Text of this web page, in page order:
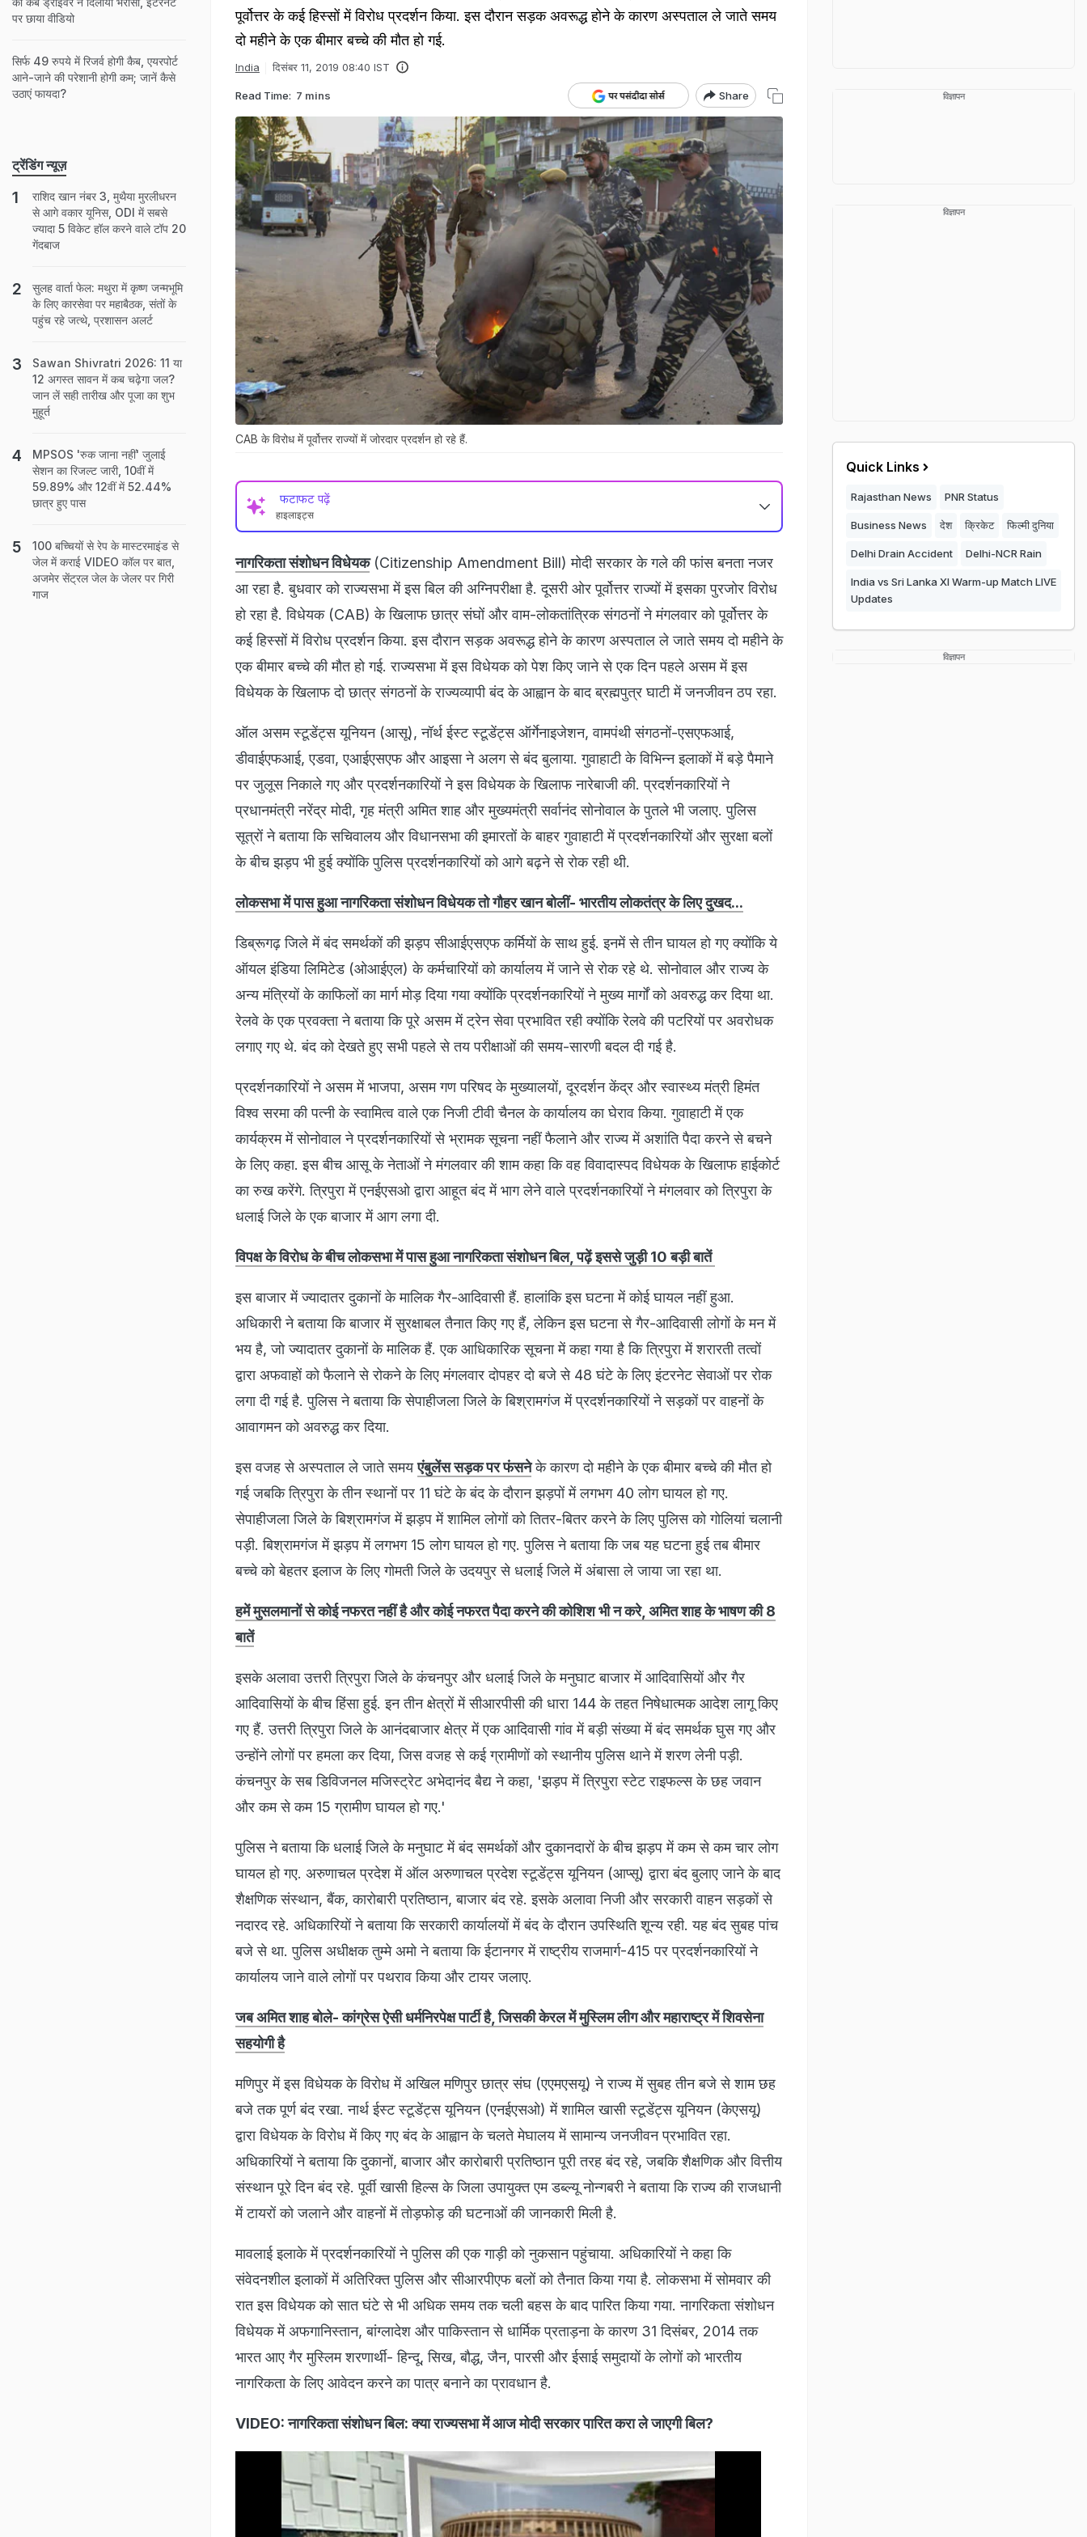
पूर्वोत्तर के कई हिस्सों में विरोध प्रदर्शन किया. इस दौरान सड़क अवरूद्ध होने के कारण अस्पताल ले जाते समय
दो महीने के एक बीमार बच्चे की मौत हो गई.
India दिसंबर 11, 2019 08:40 IST
Read Time: 7 mins Share
CAB के विरोध में पूर्वोत्तर राज्यों में जोरदार प्रदर्शन हो रहे हैं.
फटाफट पढ़ें
हाइलाइट्स
नागरिकता संशोधन विधेयक(Citizenship Amendment Bill) मोदी सरकार के गले की फांस बनता नजर
आ रहा है. बुधवार को राज्यसभा में इस बिल की अग्निपरीक्षा है. दूसरी ओर पूर्वोत्तर राज्यों में इसका पुरजोर विरोध
हो रहा है. विधेयक (CAB) के खिलाफ छात्र संघों और वाम-लोकतांत्रिक संगठनों ने मंगलवार को पूर्वोत्तर के
कई हिस्सों में विरोध प्रदर्शन किया. इस दौरान सड़क अवरूद्ध होने के कारण अस्पताल ले जाते समय दो महीने के
एक बीमार बच्चे की मौत हो गई. राज्यसभा में इस विधेयक को पेश किए जाने से एक दिन पहले असम में इस
विधेयक के खिलाफ दो छात्र संगठनों के राज्यव्यापी बंद के आह्वान के बाद ब्रह्मपुत्र घाटी में जनजीवन ठप रहा.
ऑल असम स्टूडेंट्स यूनियन (आसू), नॉर्थ ईस्ट स्टूडेंट्स ऑर्गेनाइजेशन, वामपंथी संगठनों-एसएफआई,
डीवाईएफआई, एडवा, एआईएसएफ और आइसा ने अलग से बंद बुलाया. गुवाहाटी के विभिन्न इलाकों में बड़े पैमाने
पर जुलूस निकाले गए और प्रदर्शनकारियों ने इस विधेयक के खिलाफ नारेबाजी की. प्रदर्शनकारियों ने
प्रधानमंत्री नरेंद्र मोदी, गृह मंत्री अमित शाह और मुख्यमंत्री सर्वानंद सोनोवाल के पुतले भी जलाए. पुलिस
सूत्रों ने बताया कि सचिवालय और विधानसभा की इमारतों के बाहर गुवाहाटी में प्रदर्शनकारियों और सुरक्षा बलों
के बीच झड़प भी हुई क्योंकि पुलिस प्रदर्शनकारियों को आगे बढ़ने से रोक रही थी.
लोकसभा में पास हुआ नागरिकता संशोधन विधेयक तो गौहर खान बोलीं- भारतीय लोकतंत्र के लिए दुखद...
डिब्रूगढ़ जिले में बंद समर्थकों की झड़प सीआईएसएफ कर्मियों के साथ हुई. इनमें से तीन घायल हो गए क्योंकि ये
ऑयल इंडिया लिमिटेड (ओआईएल) के कर्मचारियों को कार्यालय में जाने से रोक रहे थे. सोनोवाल और राज्य के
अन्य मंत्रियों के काफिलों का मार्ग मोड़ दिया गया क्योंकि प्रदर्शनकारियों ने मुख्य मार्गों को अवरुद्ध कर दिया था.
रेलवे के एक प्रवक्ता ने बताया कि पूरे असम में ट्रेन सेवा प्रभावित रही क्योंकि रेलवे की पटरियों पर अवरोधक
लगाए गए थे. बंद को देखते हुए सभी पहले से तय परीक्षाओं की समय-सारणी बदल दी गई है.
प्रदर्शनकारियों ने असम में भाजपा, असम गण परिषद के मुख्यालयों, दूरदर्शन केंद्र और स्वास्थ्य मंत्री हिमंत
विश्व सरमा की पत्नी के स्वामित्व वाले एक निजी टीवी चैनल के कार्यालय का घेराव किया. गुवाहाटी में एक
कार्यक्रम में सोनोवाल ने प्रदर्शनकारियों से भ्रामक सूचना नहीं फैलाने और राज्य में अशांति पैदा करने से बचने
के लिए कहा. इस बीच आसू के नेताओं ने मंगलवार की शाम कहा कि वह विवादास्पद विधेयक के खिलाफ हाईकोर्ट
का रुख करेंगे. त्रिपुरा में एनईएसओ द्वारा आहूत बंद में भाग लेने वाले प्रदर्शनकारियों ने मंगलवार को त्रिपुरा के
धलाई जिले के एक बाजार में आग लगा दी.
विपक्ष के विरोध के बीच लोकसभा में पास हुआ नागरिकता संशोधन बिल, पढ़ें इससे जुड़ी 10 बड़ी बातें
इस बाजार में ज्यादातर दुकानों के मालिक गैर-आदिवासी हैं. हालांकि इस घटना में कोई घायल नहीं हुआ.
अधिकारी ने बताया कि बाजार में सुरक्षाबल तैनात किए गए हैं, लेकिन इस घटना से गैर-आदिवासी लोगों के मन में
भय है, जो ज्यादातर दुकानों के मालिक हैं. एक आधिकारिक सूचना में कहा गया है कि त्रिपुरा में शरारती तत्वों
द्वारा अफवाहों को फैलाने से रोकने के लिए मंगलवार दोपहर दो बजे से 48 घंटे के लिए इंटरनेट सेवाओं पर रोक
लगा दी गई है. पुलिस ने बताया कि सेपाहीजला जिले के बिश्रामगंज में प्रदर्शनकारियों ने सड़कों पर वाहनों के
आवागमन को अवरुद्ध कर दिया.
इस वजह से अस्पताल ले जाते समयएंबुलेंस सड़क पर फंसनेके कारण दो महीने के एक बीमार बच्चे की मौत हो
गई जबकि त्रिपुरा के तीन स्थानों पर 11 घंटे के बंद के दौरान झड़पों में लगभग 40 लोग घायल हो गए.
सेपाहीजला जिले के बिश्रामगंज में झड़प में शामिल लोगों को तितर-बितर करने के लिए पुलिस को गोलियां चलानी
पड़ी. बिश्रामगंज में झड़प में लगभग 15 लोग घायल हो गए. पुलिस ने बताया कि जब यह घटना हुई तब बीमार
बच्चे को बेहतर इलाज के लिए गोमती जिले के उदयपुर से धलाई जिले में अंबासा ले जाया जा रहा था.
हमें मुसलमानों से कोई नफरत नहीं है और कोई नफरत पैदा करने की कोशिश भी न करे, अमित शाह के भाषण की 8
बातें
इसके अलावा उत्तरी त्रिपुरा जिले के कंचनपुर और धलाई जिले के मनुघाट बाजार में आदिवासियों और गैर
आदिवासियों के बीच हिंसा हुई. इन तीन क्षेत्रों में सीआरपीसी की धारा 144 के तहत निषेधात्मक आदेश लागू किए
गए हैं. उत्तरी त्रिपुरा जिले के आनंदबाजार क्षेत्र में एक आदिवासी गांव में बड़ी संख्या में बंद समर्थक घुस गए और
उन्होंने लोगों पर हमला कर दिया, जिस वजह से कई ग्रामीणों को स्थानीय पुलिस थाने में शरण लेनी पड़ी.
कंचनपुर के सब डिविजनल मजिस्ट्रेट अभेदानंद बैद्य ने कहा, 'झड़प में त्रिपुरा स्टेट राइफल्स के छह जवान
और कम से कम 15 ग्रामीण घायल हो गए.'
पुलिस ने बताया कि धलाई जिले के मनुघाट में बंद समर्थकों और दुकानदारों के बीच झड़प में कम से कम चार लोग
घायल हो गए. अरुणाचल प्रदेश में ऑल अरुणाचल प्रदेश स्टूडेंट्स यूनियन (आप्सू) द्वारा बंद बुलाए जाने के बाद
शैक्षणिक संस्थान, बैंक, कारोबारी प्रतिष्ठान, बाजार बंद रहे. इसके अलावा निजी और सरकारी वाहन सड़कों से
नदारद रहे. अधिकारियों ने बताया कि सरकारी कार्यालयों में बंद के दौरान उपस्थिति शून्य रही. यह बंद सुबह पांच
बजे से था. पुलिस अधीक्षक तुम्मे अमो ने बताया कि ईटानगर में राष्ट्रीय राजमार्ग-415 पर प्रदर्शनकारियों ने
कार्यालय जाने वाले लोगों पर पथराव किया और टायर जलाए.
जब अमित शाह बोले- कांग्रेस ऐसी धर्मनिरपेक्ष पार्टी है, जिसकी केरल में मुस्लिम लीग और महाराष्ट्र में शिवसेना
सहयोगी है
मणिपुर में इस विधेयक के विरोध में अखिल मणिपुर छात्र संघ (एएमएसयू) ने राज्य में सुबह तीन बजे से शाम छह
बजे तक पूर्ण बंद रखा. नार्थ ईस्ट स्टूडेंट्स यूनियन (एनईएसओ) में शामिल खासी स्टूडेंट्स यूनियन (केएसयू)
द्वारा विधेयक के विरोध में किए गए बंद के आह्वान के चलते मेघालय में सामान्य जनजीवन प्रभावित रहा.
अधिकारियों ने बताया कि दुकानों, बाजार और कारोबारी प्रतिष्ठान पूरी तरह बंद रहे, जबकि शैक्षणिक और वित्तीय
संस्थान पूरे दिन बंद रहे. पूर्वी खासी हिल्स के जिला उपायुक्त एम डब्ल्यू नोन्गबरी ने बताया कि राज्य की राजधानी
में टायरों को जलाने और वाहनों में तोड़फोड़ की घटनाओं की जानकारी मिली है.
मावलाई इलाके में प्रदर्शनकारियों ने पुलिस की एक गाड़ी को नुकसान पहुंचाया. अधिकारियों ने कहा कि
संवेदनशील इलाकों में अतिरिक्त पुलिस और सीआरपीएफ बलों को तैनात किया गया है. लोकसभा में सोमवार की
रात इस विधेयक को सात घंटे से भी अधिक समय तक चली बहस के बाद पारित किया गया. नागरिकता संशोधन
विधेयक में अफगानिस्तान, बांग्लादेश और पाकिस्तान से धार्मिक प्रताड़ना के कारण 31 दिसंबर, 2014 तक
भारत आए गैर मुस्लिम शरणार्थी- हिन्दू, सिख, बौद्ध, जैन, पारसी और ईसाई समुदायों के लोगों को भारतीय
नागरिकता के लिए आवेदन करने का पात्र बनाने का प्रावधान है.
VIDEO: नागरिकता संशोधन बिल: क्या राज्यसभा में आज मोदी सरकार पारित करा ले जाएगी बिल?
पर छाया वीडियो
सिर्फ 49 रुपये में रिजर्व होगी कैब, एयरपोर्ट
आने-जाने की परेशानी होगी कम; जानें कैसे
उठाएं फायदा?
ट्रेंडिंग न्यूज़
राशिद खान नंबर 3, मुथैया मुरलीधरन
से आगे वकार यूनिस, ODI में सबसे
ज्यादा 5 विकेट हॉल करने वाले टॉप 20
गेंदबाज
सुलह वार्ता फेल: मथुरा में कृष्ण जन्मभूमि
के लिए कारसेवा पर महाबैठक, संतों के
पहुंच रहे जत्थे, प्रशासन अलर्ट
Sawan Shivratri 2026: 11 या
12 अगस्त सावन में कब चढ़ेगा जल?
जान लें सही तारीख और पूजा का शुभ
मुहूर्त
MPSOS 'रुक जाना नहीं' जुलाई
सेशन का रिजल्ट जारी, 10वीं में
59.89% और 12वीं में 52.44%
छात्र हुए पास
100 बच्चियों से रेप के मास्टरमाइंड से
जेल में कराई VIDEO कॉल पर बात,
अजमेर सेंट्रल जेल के जेलर पर गिरी
गाज
विज्ञापन
विज्ञापन
Quick Links
Rajasthan News PNR Status
Business News देश क्रिकेट फिल्मी दुनिया
Delhi Drain Accident Delhi-NCR Rain
India vs Sri Lanka XI Warm-up Match LIVE
Updates
विज्ञापन